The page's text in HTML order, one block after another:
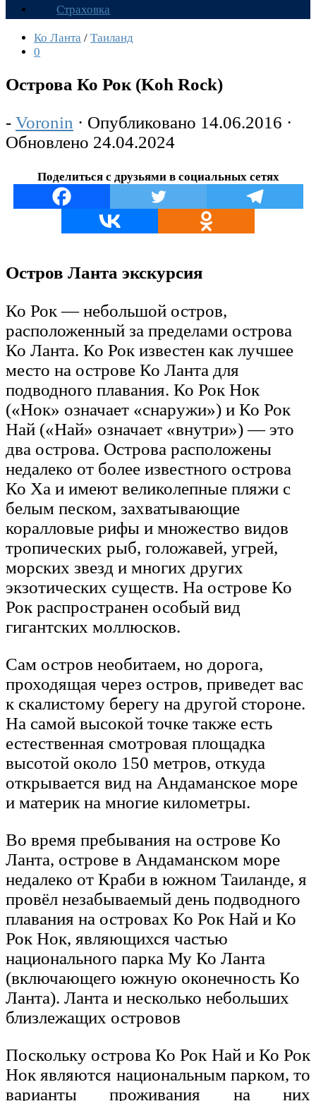
Страховка
Ко Ланта / Таиланд
0
Острова Ко Рок (Koh Rock)
- Voronin · Опубликовано 14.06.2016 ·
Обновлено 24.04.2024
Поделиться с друзьями в социальных сетях
Остров Ланта экскурсия
Ко Рок — небольшой остров,
расположенный за пределами острова
Ко Ланта. Ко Рок известен как лучшее
место на острове Ко Ланта для
подводного плавания. Ко Рок Нок
(«Нок» означает «снаружи») и Ко Рок
Най («Най» означает «внутри») — это
два острова. Острова расположены
недалеко от более известного острова
Ко Ха и имеют великолепные пляжи с
белым песком, захватывающие
коралловые рифы и множество видов
тропических рыб, голожавей, угрей,
морских звезд и многих других
экзотических существ. На острове Ко
Рок распространен особый вид
гигантских моллюсков.
Сам остров необитаем, но дорога,
проходящая через остров, приведет вас
к скалистому берегу на другой стороне.
На самой высокой точке также есть
естественная смотровая площадка
высотой около 150 метров, откуда
открывается вид на Андаманское море
и материк на многие километры.
Во время пребывания на острове Ко
Ланта, острове в Андаманском море
недалеко от Краби в южном Таиланде, я
провёл незабываемый день подводного
плавания на островах Ко Рок Най и Ко
Рок Нок, являющихся частью
национального парка Му Ко Ланта
(включающего южную оконечность Ко
Ланта). Ланта и несколько небольших
близлежащих островов
Поскольку острова Ко Рок Най и Ко Рок
Нок являются национальным парком, то
варианты проживания на них